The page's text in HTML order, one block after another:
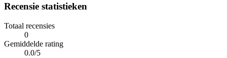
Recensie statistieken
Totaal recensies
0
Gemiddelde rating
0.0/5